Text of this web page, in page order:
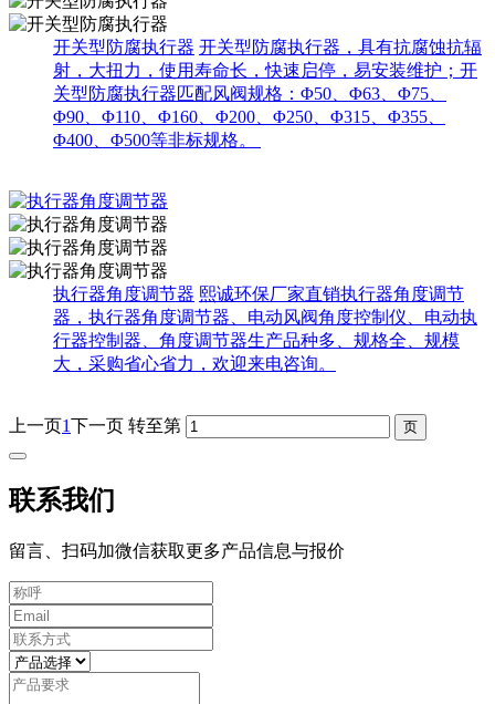
开关型防腐执行器 开关型防腐执行器，具有抗腐蚀抗辐
射，大扭力，使用寿命长，快速启停，易安装维护；开
关型防腐执行器匹配风阀规格：Φ50、Φ63、Φ75、
Φ90、Φ110、Φ160、Φ200、Φ250、Φ315、Φ355、
Φ400、Φ500等非标规格。 ​
执行器角度调节器 熙诚环保厂家直销执行器角度调节
器，执行器角度调节器、电动风阀角度控制仪、电动执
行器控制器、角度调节器生产品种多、规格全、规模
大，采购省心省力，欢迎来电咨询。
上一页1下一页 转至第
联系我们
留言、扫码加微信获取更多产品信息与报价